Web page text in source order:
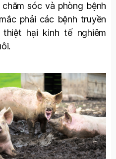
sóc và phòng bệnh
phải các bệnh truyền
hại kinh tế nghiêm